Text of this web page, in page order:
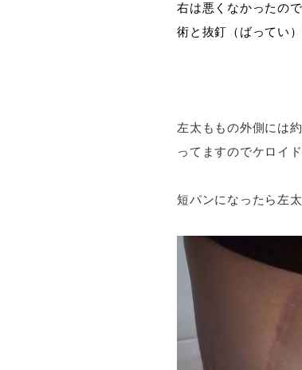
右は悪くなかったの
術と抜釘（ばってい）
左太ももの外側には
ってますのでケロイ
短パンになったら左